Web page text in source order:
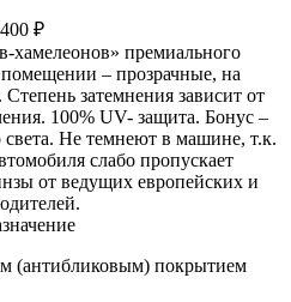
₽
хамелеонов» премиального
помещении – прозрачные, на
затемнения зависит от
100% UV- защита. Бонус –
света. Не темнеют в машине, т.к.
слабо пропускает
от ведущих европейских и
(антибликовым) покрытием